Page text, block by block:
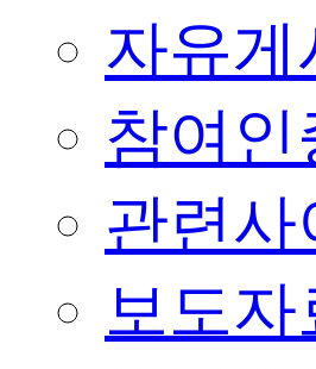
자유게
참여인
관련사
보도자